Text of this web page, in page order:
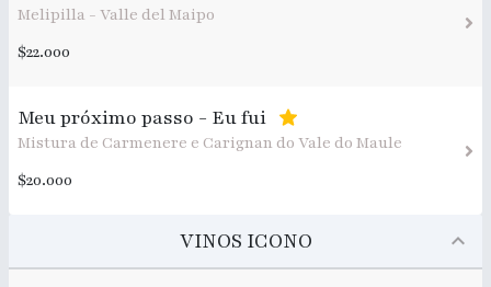
Melipilla - Valle del Maipo
$22.000
Meu próximo passo - Eu fui
Mistura de Carmenere e Carignan do Vale do Maule
$20.000
VINOS ICONO